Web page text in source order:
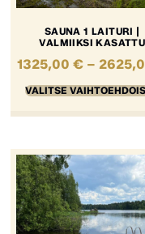
SAUNA 1 LAITURI |
VALMIIKSI KASATTU
1325,00 € –
VALITSE